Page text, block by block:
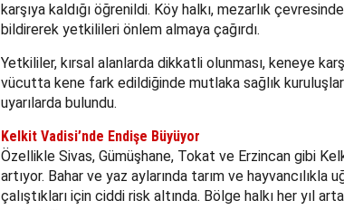
karşıya kaldığı öğrenildi. Köy halkı, mezarlık
bildirerek yetkilileri önlem almaya çağırdı.
Yetkililer, kırsal alanlarda dikkatli olunması, keneye
vücutta kene fark edildiğinde mutlaka sağlık
uyarılarda bulundu.
Kelkit Vadisi’nde Endişe Büyüyor
Özellikle Sivas, Gümüşhane, Tokat ve Erzincan gibi
artıyor. Bahar ve yaz aylarında tarım ve hayvancılıkla
çalıştıkları için ciddi risk altında. Bölge halkı her yıl